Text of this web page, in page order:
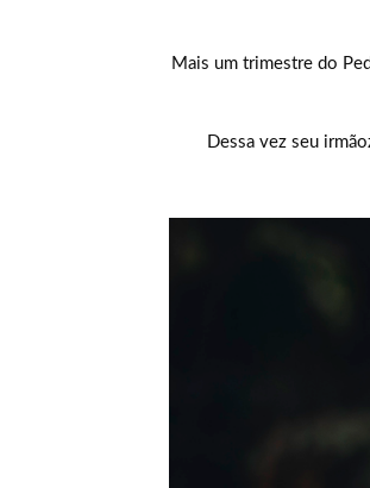
Mais um trimestre do
Dessa vez seu